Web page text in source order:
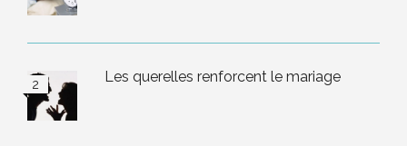
Les querelles renforcent le mariage